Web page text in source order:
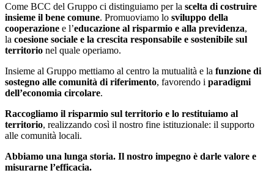
Come BCC del Gruppo ci distinguiamo per la scelta di costruire
insieme il bene comune. Promuoviamo lo sviluppo della
cooperazione e l’educazione al risparmio e alla previdenza,
la coesione sociale e la crescita responsabile e sostenibile sul
territorio nel quale operiamo.
Insieme al Gruppo mettiamo al centro la mutualità e la funzione di
sostegno alle comunità di riferimento, favorendo i paradigmi
dell’economia circolare.
Raccogliamo il risparmio sul territorio e lo restituiamo al
territorio, realizzando così il nostro fine istituzionale: il supporto
alle comunità locali.
Abbiamo una lunga storia. Il nostro impegno è darle valore e
misurarne l’efficacia.